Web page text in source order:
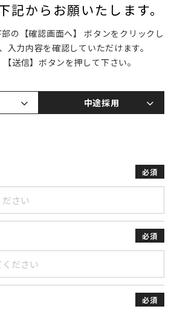
記からお願いたします。
の【確認画面へ】 ボタンをクリックし
入力内容を確認していただけます。
送信】ボタンを押して下さい。
中途採用
必須
必須
必須